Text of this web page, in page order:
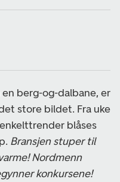
berg-og-dalbane, er
store bildet. Fra uke
blåses
Bransjen stuper til
Nordmenn
konkursene!